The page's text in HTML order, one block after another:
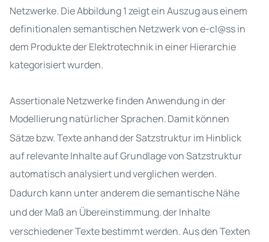
Netzwerke. Die Abbildung 1 zeigt ein Auszug aus einem
definitionalen semantischen Netzwerk von e-cl@ss in
dem Produkte der Elektrotechnik in einer Hierarchie
kategorisiert wurden.
Assertionale Netzwerke finden Anwendung in der
Modellierung natürlicher Sprachen.Damit können
Sätze bzw. Texte anhand der Satzstruktur im Hinblick
auf relevante Inhalte auf Grundlage von Satzstruktur
automatisch analysiert und verglichenwerden.
Dadurch kann unter anderem die semantischeNähe
und der Maß an Übereinstimmung.der Inhalte
verschiedener Texte bestimmt werden. Aus den Texten